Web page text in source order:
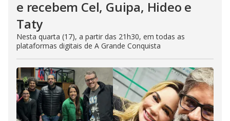
e recebem Cel, Guipa, Hideo e
Taty
Nesta quarta (17), a partir das 21h30, em todas as
plataformas digitais de A Grande Conquista